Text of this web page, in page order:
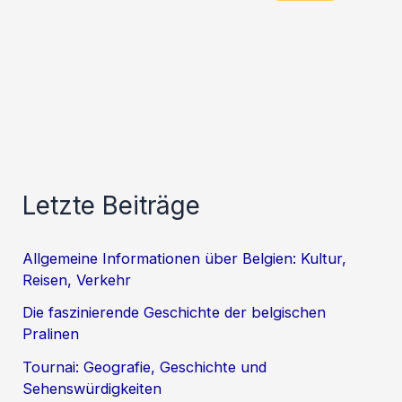
Letzte Beiträge
Allgemeine Informationen über Belgien: Kultur,
Reisen, Verkehr
Die faszinierende Geschichte der belgischen
Pralinen
Tournai: Geografie, Geschichte und
Sehenswürdigkeiten